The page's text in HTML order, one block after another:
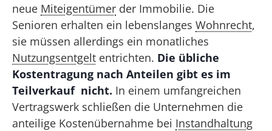
neue Miteigentümer der Immobilie. Die
Senioren erhalten ein lebenslangesWohnrecht,
sie müssen allerdings ein monatliches
Nutzungsentgelt entrichten. Die übliche
Kostentragung nach Anteilen gibt es im
Teilverkauf nicht. In einem umfangreichen
Vertragswerk schließen die Unternehmen die
anteilige Kostenübernahme bei Instandhaltung